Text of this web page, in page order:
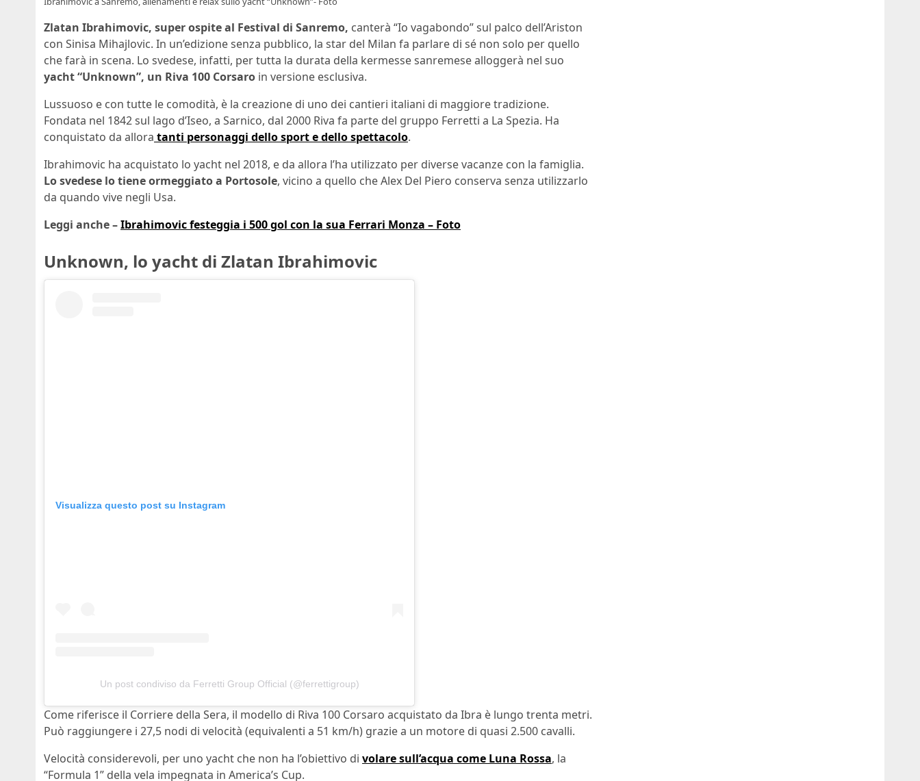
Zlatan Ibrahimovic, super ospite al Festival di Sanremo, canterà “Io vagabondo” sul palco dell’Ariston
con Sinisa Mihajlovic. In un’edizione senza pubblico, la star del Milan fa parlare di sé non solo per quello
che farà in scena. Lo svedese, infatti, per tutta la durata della kermesse sanremese alloggerà nel suo
yacht “Unknown”, un Riva 100 Corsaro in versione esclusiva.
Lussuoso e con tutte le comodità, è la creazione di uno dei cantieri italiani di maggiore tradizione.
Fondata nel 1842 sul lago d’Iseo, a Sarnico, dal 2000 Riva fa parte del gruppo Ferretti a La Spezia. Ha
conquistato da allora tanti personaggi dello sport e dello spettacolo.
Ibrahimovic ha acquistato lo yacht nel 2018, e da allora l’ha utilizzato per diverse vacanze con la famiglia.
Lo svedese lo tiene ormeggiato a Portosole, vicino a quello che Alex Del Piero conserva senza utilizzarlo
da quando vive negli Usa.
Leggi anche –Ibrahimovic festeggia i 500 gol con la sua Ferrari Monza – Foto
Unknown, lo yacht di Zlatan Ibrahimovic
Visualizza questo post su Instagram
Un post condiviso da Ferretti Group Official (@ferrettigroup)
Come riferisce il Corriere della Sera, il modello di Riva 100 Corsaro acquistato da Ibra è lungo trenta metri.
Può raggiungere i 27,5 nodi di velocità (equivalenti a 51 km/h) grazie a un motore di quasi 2.500 cavalli.
Velocità considerevoli, per uno yacht che non ha l’obiettivo di volare sull’acqua come Luna Rossa, la
“Formula 1” della vela impegnata in America’s Cup.